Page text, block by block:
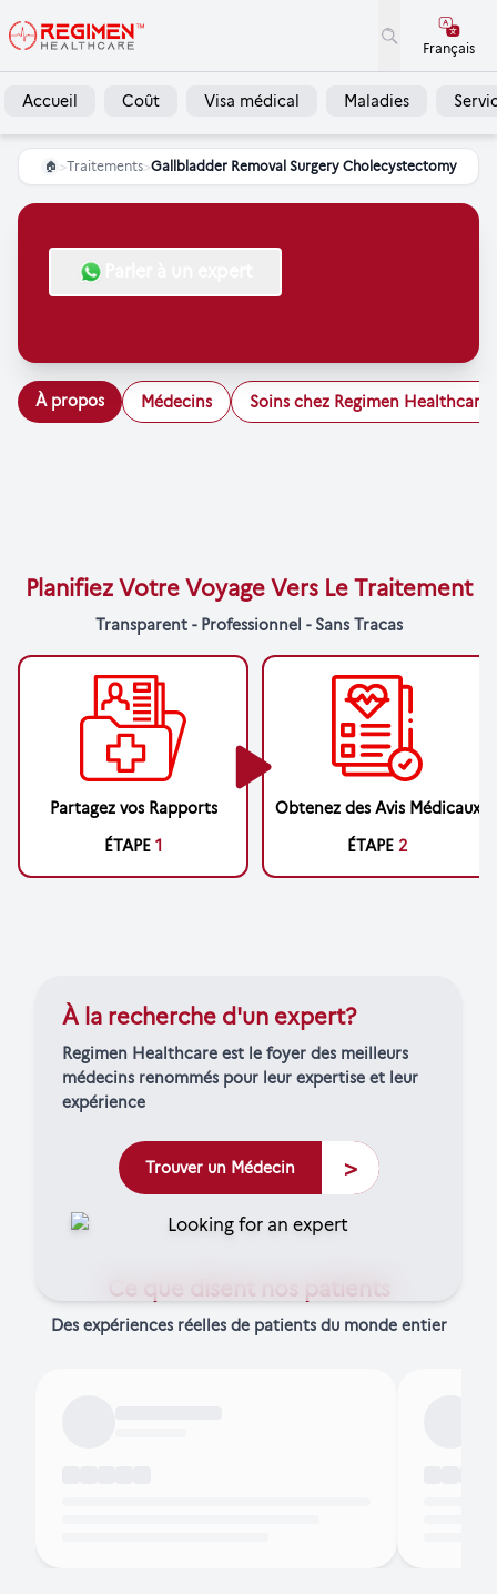
Français
Accueil Coût Visa médical Maladies
🏠 >Traitements>Gallbladder Removal Surgery Cholecystectomy
À propos Médecins Soins chez Regimen Healthcare
Planifiez Votre Voyage Vers Le Traitement
Transparent - Professionnel - Sans Tracas
Partagez vos Rapports
ÉTAPE 1
Obtenez des Avis Médicaux
ÉTAPE 2
À la recherche d'un expert?
Regimen Healthcare est le foyer des meilleurs
médecins renommés pour leur expertise et leur
expérience
Trouver un Médecin >
Ce que disent nos patients
Des expériences réelles de patients du monde entier